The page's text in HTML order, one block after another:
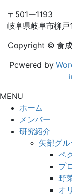
〒501ー1193
岐阜県岐阜市柳戸
Copyright © 食成
Powered by
MENU
ホーム
メンバー
研究紹介
矢部グ
ペ
プ
野
オ